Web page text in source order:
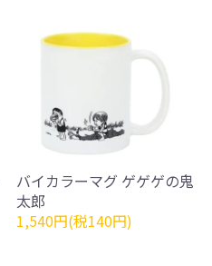
バイカラーマグ ゲゲゲの鬼
太郎
1,540円(税140円)